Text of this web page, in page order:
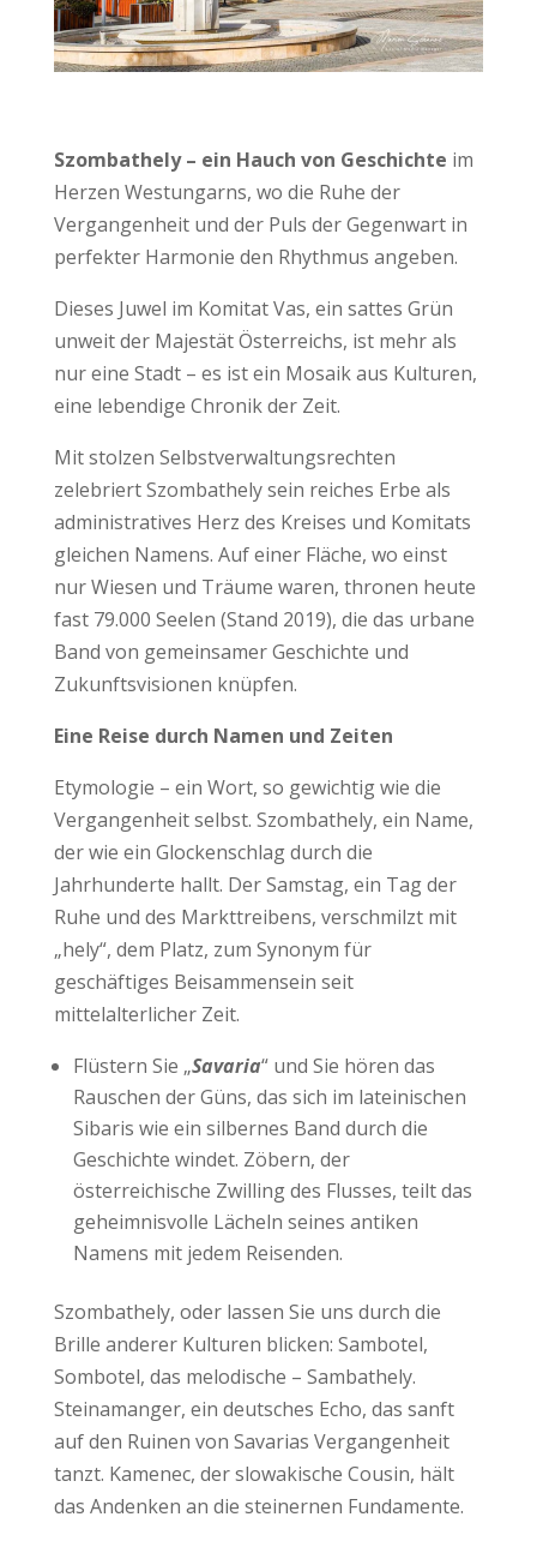
Szombathely – ein Hauch von Geschichte im
Herzen Westungarns, wo die Ruhe der
Vergangenheit und der Puls der Gegenwart in
perfekter Harmonie den Rhythmus angeben.
Dieses Juwel im Komitat Vas, ein sattes Grün
unweit der Majestät Österreichs, ist mehr als
nur eine Stadt – es ist ein Mosaik aus Kulturen,
eine lebendige Chronik der Zeit.
Mit stolzen Selbstverwaltungsrechten
zelebriert Szombathely sein reiches Erbe als
administratives Herz des Kreises und Komitats
gleichen Namens. Auf einer Fläche, wo einst
nur Wiesen und Träume waren, thronen heute
fast 79.000 Seelen (Stand 2019), die das urbane
Band von gemeinsamer Geschichte und
Zukunftsvisionen knüpfen.
Eine Reise durch Namen und Zeiten
Etymologie – ein Wort, so gewichtig wie die
Vergangenheit selbst. Szombathely, ein Name,
der wie ein Glockenschlag durch die
Jahrhunderte hallt. Der Samstag, ein Tag der
Ruhe und des Markttreibens, verschmilzt mit
„hely“, dem Platz, zum Synonym für
geschäftiges Beisammensein seit
mittelalterlicher Zeit.
Flüstern Sie „Savaria“ und Sie hören das
Rauschen der Güns, das sich im lateinischen
Sibaris wie ein silbernes Band durch die
Geschichte windet. Zöbern, der
österreichische Zwilling des Flusses, teilt das
geheimnisvolle Lächeln seines antiken
Namens mit jedem Reisenden.
Szombathely, oder lassen Sie uns durch die
Brille anderer Kulturen blicken: Sambotel,
Sombotel, das melodische – Sambathely.
Steinamanger, ein deutsches Echo, das sanft
auf den Ruinen von Savarias Vergangenheit
tanzt. Kamenec, der slowakische Cousin, hält
das Andenken an die steinernen Fundamente.